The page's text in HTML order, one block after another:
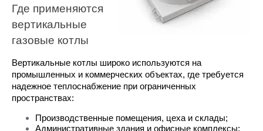
Где применяются
вертикальные
газовые котлы
Вертикальные котлы широко используются на
промышленных и коммерческих объектах, где требуется
надежное теплоснабжение при ограниченных
пространствах:
Производственные помещения, цеха и склады;
Административные здания и офисные комплексы;